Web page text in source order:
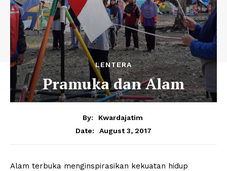
LENTERA
Pramuka dan Alam
By:
Kwardajatim
Date:
August 3, 2017
Alam terbuka menginspirasikan kekuatan hidup